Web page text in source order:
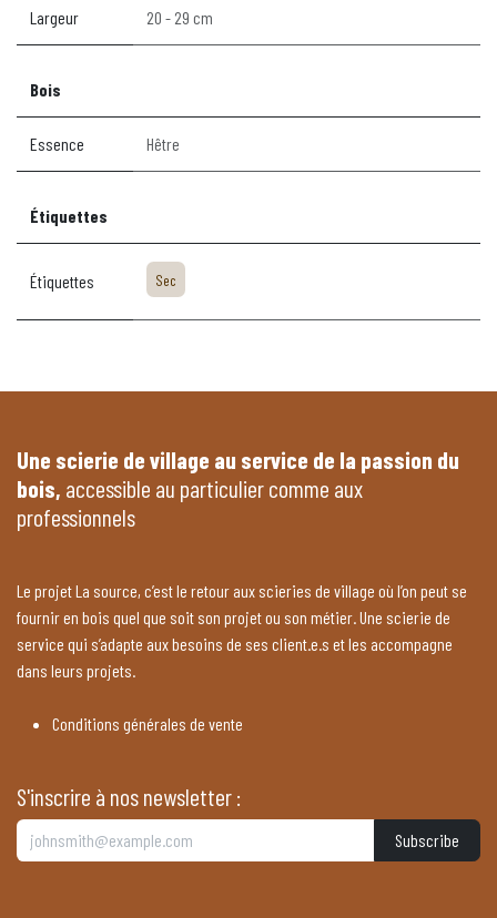
Largeur 20 - 29 cm
Bois
Essence Hêtre
Étiquettes
Étiquettes Sec
Une scierie de village au service de la passion du
bois, accessible au particulier comme aux
professionnels
Le projet La source, c’est le retour aux scieries de village où l’on peut se
fournir en bois quel que soit son projet ou son métier. Une scierie de
service qui s’adapte aux besoins de ses client.e.s et les accompagne
dans leurs projets.
Conditions générales de vente
S'inscrire à nos newsletter :
Subscribe